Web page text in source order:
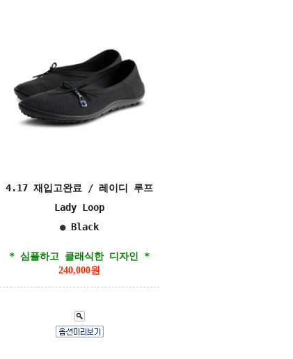
4.17 재입고완료 / 레이디 루프
Lady Loop
● Black
* 심플하고 클래식한 디자인 *
240,000원